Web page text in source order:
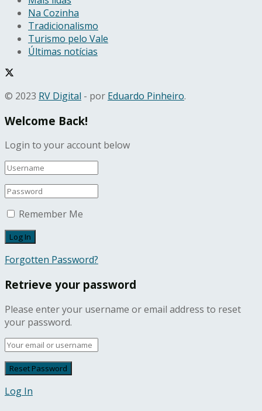
Na Cozinha
Tradicionalismo
Turismo pelo Vale
Últimas notícias
© 2023 RV Digital - por Eduardo Pinheiro.
Welcome Back!
Login to your account below
Remember Me
Forgotten Password?
Retrieve your password
Please enter your username or email address to reset
your password.
Log In